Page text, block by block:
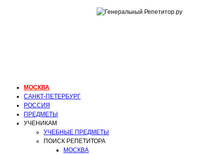
МОСКВА
САНКТ-ПЕТЕРБУРГ
РОССИЯ
ПРЕДМЕТЫ
УЧЕНИКАМ
УЧЕБНЫЕ ПРЕДМЕТЫ
ПОИСК РЕПЕТИТОРА
МОСКВА